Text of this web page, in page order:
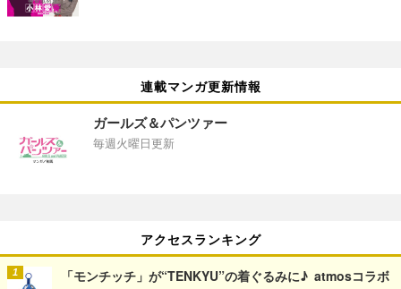
連載マンガ更新情報
ガールズ＆パンツァー
毎週火曜日更新
アクセスランキング
「モンチッチ」が“TENKYU”の着ぐるみに♪ atmosコラボ